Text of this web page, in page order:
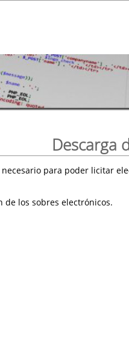
Descarga
para poder licitar
de los sobres electrónicos.